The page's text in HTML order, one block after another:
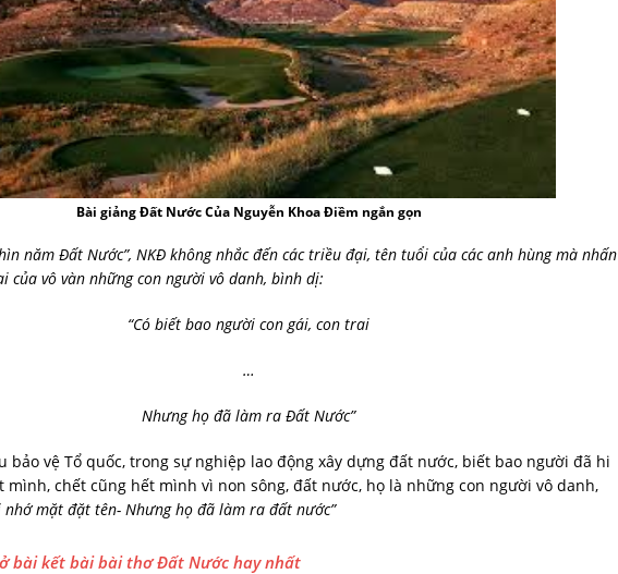
Bài giảng Đất Nước Của Nguyễn Khoa Điềm ngắn gọn
năm Đất Nước”, NKĐ không nhắc đến các triều đại, tên tuổi của các anh hùng mà nhấn
của vô vàn những con người vô danh, bình dị:
“Có biết bao người con gái, con trai
…
Nhưng họ đã làm ra Đất Nước”
bảo vệ Tổ quốc, trong sự nghiệp lao động xây dựng đất nước, biết bao người đã hi
mình, chết cũng hết mình vì non sông, đất nước, họ là những con người vô danh,
nhớ mặt đặt tên- Nhưng họ đã làm ra đất nước”
bài kết bài bài thơ Đất Nước hay nhất